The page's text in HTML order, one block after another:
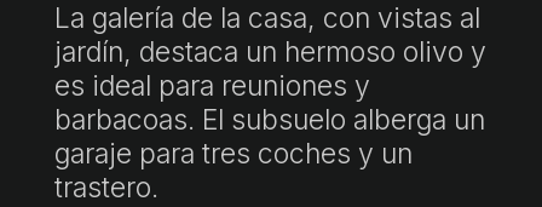
La galería de la casa, con vistas al
jardín, destaca un hermoso olivo y
es ideal para reuniones y
barbacoas. El subsuelo alberga un
garaje para tres coches y un
trastero.